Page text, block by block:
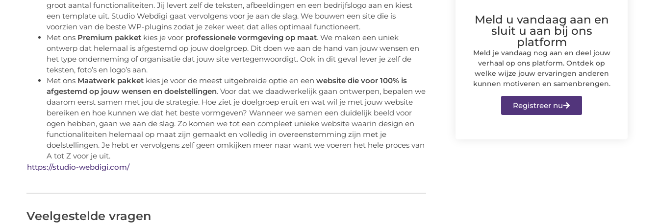
groot aantal functionaliteiten. Jij levert zelf de teksten, afbeeldingen en een bedrijfslogo aan en kiest
een template uit. Studio Webdigi gaat vervolgens voor je aan de slag. We bouwen een site die is
voorzien van de beste WP-plugins zodat je zeker weet dat alles optimaal functioneert.
Met ons Premium pakketkies je voor professionele vormgeving op maat. We maken een uniek
ontwerp dat helemaal is afgestemd op jouw doelgroep. Dit doen we aan de hand van jouw wensen en
het type onderneming of organisatie dat jouw site vertegenwoordigt. Ook in dit geval lever je zelf de
teksten, foto’s en logo’s aan.
Met ons Maatwerk pakketkies je voor de meest uitgebreide optie en een website die voor 100% is
afgestemd op jouw wensen en doelstellingen. Voor dat we daadwerkelijk gaan ontwerpen, bepalen we
daarom eerst samen met jou de strategie. Hoe ziet je doelgroep eruit en wat wil je met jouw website
bereiken en hoe kunnen we dat het beste vormgeven? Wanneer we samen een duidelijk beeld voor
ogen hebben, gaan we aan de slag. Zo komen we tot een compleet unieke website waarin design en
functionaliteiten helemaal op maat zijn gemaakt en volledig in overeenstemming zijn met je
doelstellingen. Je hebt er vervolgens zelf geen omkijken meer naar want we voeren het hele proces van
A tot Z voor je uit.
https://studio-webdigi.com/
Veelgestelde vragen
Meld u vandaag aan en
sluit u aan bij ons
platform
Meld je vandaag nog aan en deel jouw
verhaal op ons platform. Ontdek op
welke wijze jouw ervaringen anderen
kunnen motiveren en samenbrengen.
Registreer nu